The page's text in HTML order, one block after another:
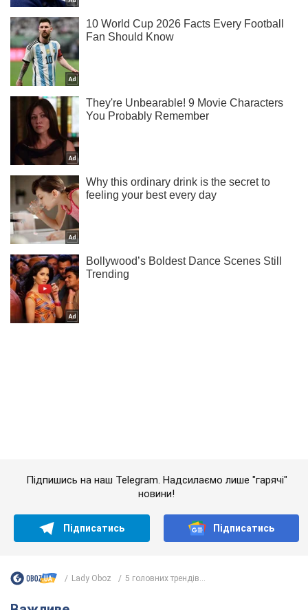
Важливе